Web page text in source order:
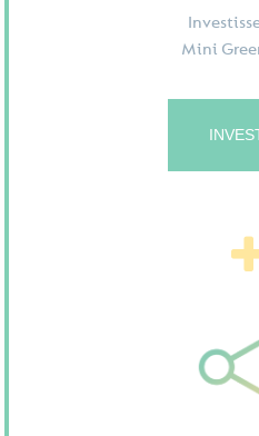
Mini